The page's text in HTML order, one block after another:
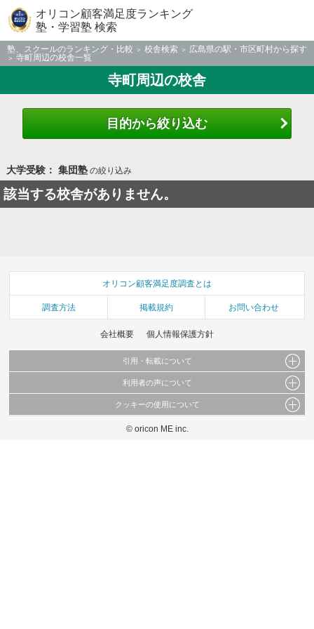
オリコン顧客満足度ランキング
塾・学習塾 検索
塾、スクールのランキング・比較 校舎検索
広島県の駅・市区町村から探す
寺町周辺の校舎一覧
寺町周辺の校舎
目的から絞り込む
大学受験： 集団塾の絞り込み
該当する校舎がありません。
オリコン顧客満足度調査とは
調査方法 掲載規約 お問い合わせ
会社概要 個人情報保護方針
引用・転載について
当サイトで公開されている情報（文字、写真、イラスト、画像データ等）及びこれらの配
これらの情報を権利者の許可なく無断転載・複製などの二次利用を行うことは固く禁じて
利用者の声について
当サイトに掲載している内容はすべてサービスの利用者が提出された見解・感想です。
弊社の見解・ 意見ではないことをご理解いただいた上でご覧ください。
クッキーの使用について
このサイトでは Cookie を使用して、ユーザーに合わせたコンテンツや広告の表示、ソー
© oricon ME inc.